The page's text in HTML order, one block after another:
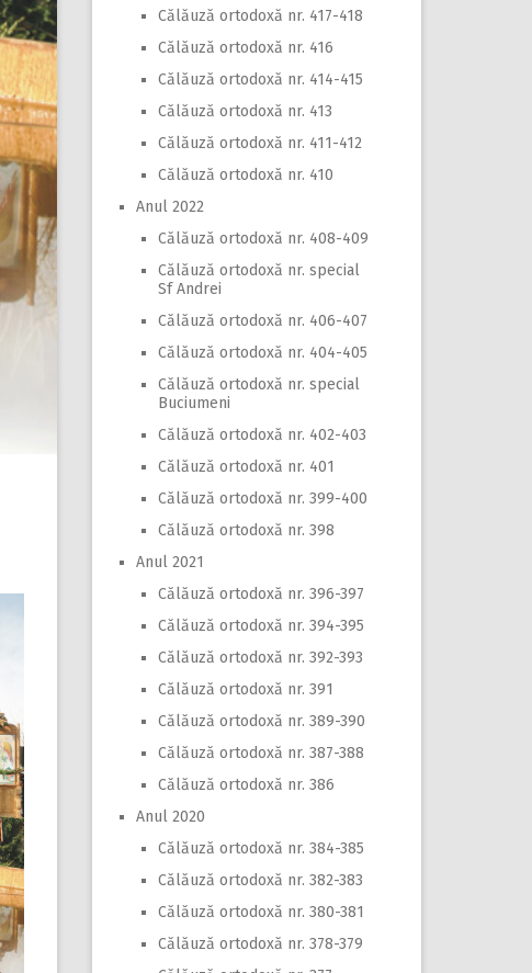
Călăuză ortodoxă nr. 417-418
Călăuză ortodoxă nr. 416
Călăuză ortodoxă nr. 414-415
Călăuză ortodoxă nr. 413
Călăuză ortodoxă nr. 411-412
Călăuză ortodoxă nr. 410
Anul 2022
Călăuză ortodoxă nr. 408-409
Călăuză ortodoxă nr. special
Sf Andrei
Călăuză ortodoxă nr. 406-407
Călăuză ortodoxă nr. 404-405
Călăuză ortodoxă nr. special
Buciumeni
Călăuză ortodoxă nr. 402-403
Călăuză ortodoxă nr. 401
Călăuză ortodoxă nr. 399-400
Călăuză ortodoxă nr. 398
Anul 2021
Călăuză ortodoxă nr. 396-397
Călăuză ortodoxă nr. 394-395
Călăuză ortodoxă nr. 392-393
Călăuză ortodoxă nr. 391
Călăuză ortodoxă nr. 389-390
Călăuză ortodoxă nr. 387-388
Călăuză ortodoxă nr. 386
Anul 2020
Călăuză ortodoxă nr. 384-385
Călăuză ortodoxă nr. 382-383
Călăuză ortodoxă nr. 380-381
Călăuză ortodoxă nr. 378-379